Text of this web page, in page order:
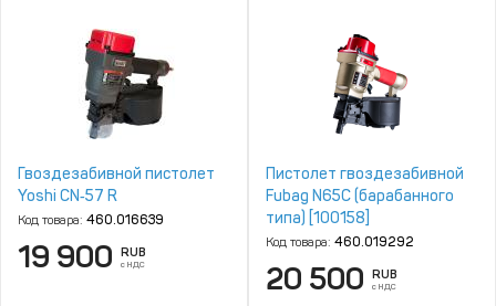
Гвоздезабивной пистолет
Yoshi CN‑57 R
Код товара: 460.016639
19 900 RUB
с НДС
Пистолет гвоздезабивной
Fubag N65C (барабанного
типа) [100158]
Код товара: 460.019292
20 500 RUB
с НДС